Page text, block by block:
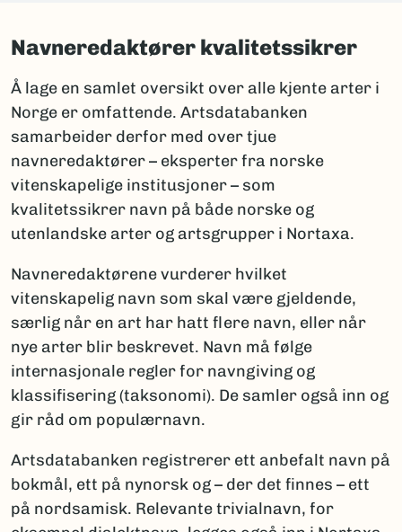
Navneredaktører kvalitetssikrer
Å lage en samlet oversikt over alle kjente arter i
Norge er omfattende. Artsdatabanken
samarbeider derfor med over tjue
navneredaktører – eksperter fra norske
vitenskapelige institusjoner – som
kvalitetssikrer navn på både norske og
utenlandske arter og artsgrupper i Nortaxa.
Navneredaktørene vurderer hvilket
vitenskapelig navn som skal være gjeldende,
særlig når en art har hatt flere navn, eller når
nye arter blir beskrevet. Navn må følge
internasjonale regler for navngiving og
klassifisering (taksonomi). De samler også inn og
gir råd om populærnavn.
Artsdatabanken registrerer ett anbefalt navn på
bokmål, ett på nynorsk og – der det finnes – ett
på nordsamisk. Relevante trivialnavn, for